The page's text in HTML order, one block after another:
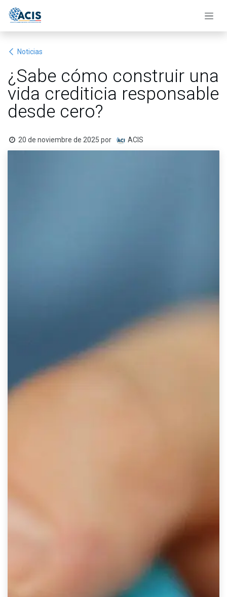
Noticias
¿Sabe cómo construir una
vida crediticia responsable
desde cero?
20 de noviembre de 2025 por ACIS